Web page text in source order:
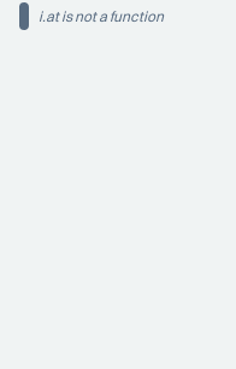
i.at is not a function